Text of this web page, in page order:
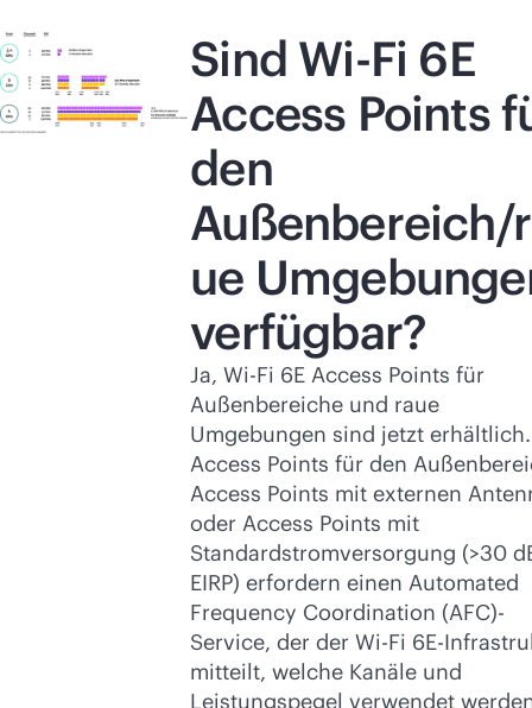
Sind Wi-Fi 6E
Access Points
den
Außenbereich/
ue
verfügbar?
Ja,Wi-Fi 6E Access Points für
Außenbereiche und raue
Umgebungen sind jetzt erhältlich.
Access Points für den
Access Points mit externen
oder Access Points mit
Standardstromversorgung (>30
EIRP) erfordern einen Automated
Frequency Coordination (AFC)-
Service, der derWi-Fi 6E-
mitteilt, welche Kanäle und
Leistungspegel verwendet